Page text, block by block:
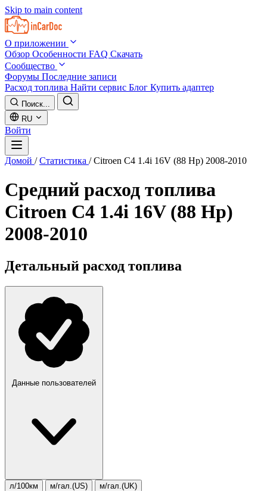
Skip to main content
О приложении
Обзор Особенности FAQ Скачать
Сообщество
Форумы Последние записи
Расход топлива Найти сервис Блог Купить адаптер
Поиск...
RU
Войти
Домой / Статистика / Citroen C4 1.4i 16V (88 Hp) 2008-2010
Средний расход топлива
Citroen C4 1.4i 16V (88 Hp)
2008-2010
Детальный расход топлива
Данные пользователей
л/100км м/гал.(US) м/гал.(UK)